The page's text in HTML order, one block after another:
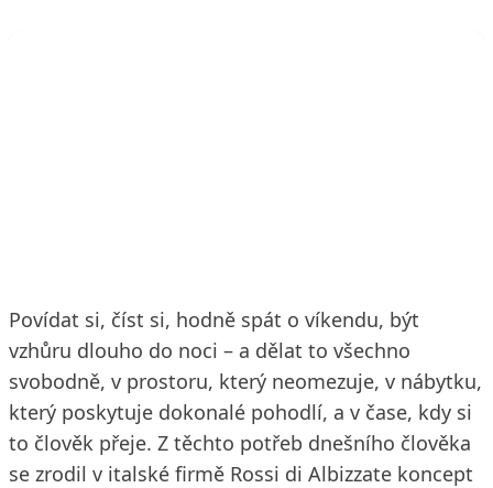
Povídat si, číst si, hodně spát o víkendu, být
vzhůru dlouho do noci – a dělat to všechno
svobodně, v prostoru, který neomezuje, v nábytku,
který poskytuje dokonalé pohodlí, a v čase, kdy si
to člověk přeje. Z těchto potřeb dnešního člověka
se zrodil v italské firmě Rossi di Albizzate koncept